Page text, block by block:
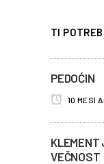
TI
PEDOĆIN
10 MESI
KLEMENT
VEČNOST